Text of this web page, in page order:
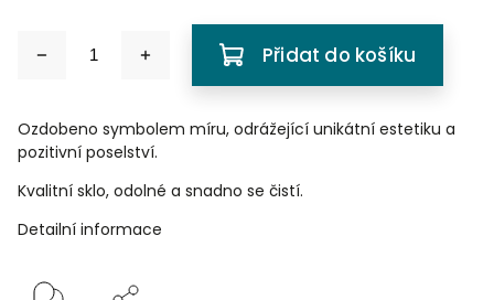
Přidat do košíku
Ozdobeno symbolem míru, odrážející unikátní estetiku a
pozitivní poselství.
Kvalitní sklo, odolné a snadno se čistí.
Detailní informace